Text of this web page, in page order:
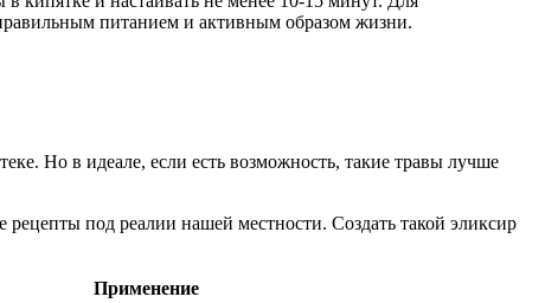
питанием и активным образом жизни.
Но в идеале, если есть возможность, такие травы лучше
под реалии нашей местности. Создать такой эликсир
Применение